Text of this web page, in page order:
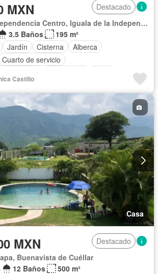
MXN
Destacado
Iguala de la Independencia Centro, Iguala de la Independencia
3.5 Baños
195 m²
Jardín Cisterna
Alberca
Cuarto de servicio
Zonas verdes
Castillo
Casa
MXN
Destacado
Buenavista de Cuéllar
12 Baños
500 m²